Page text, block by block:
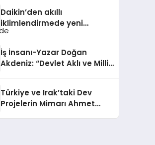
Daikin’den akıllı
iklimlendirmede yeni
dönem: Madoka Plus
İş İnsanı-Yazar Doğan
Akdeniz: “Devlet Aklı ve Milli
Türkiye ve Irak’taki Dev
Projelerin Mimarı Ahmet